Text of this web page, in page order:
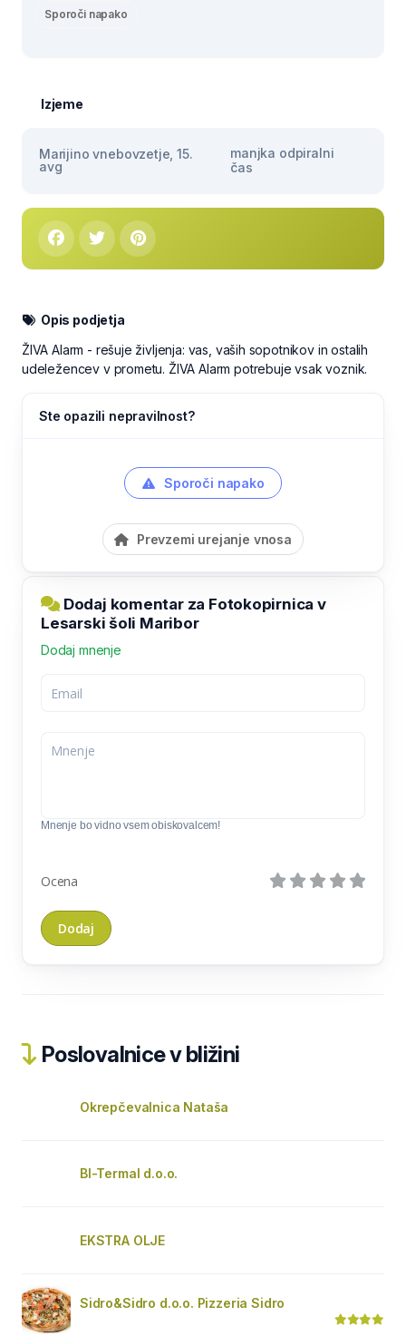
Sporoči napako
Izjeme
Marijino vnebovzetje, 15.
avg
manjka odpiralni
čas
Opis podjetja
ŽIVA Alarm - rešuje življenja: vas, vaših sopotnikov in ostalih
udeležencev v prometu. ŽIVA Alarm potrebuje vsak voznik.
Ste opazili nepravilnost?
Sporoči napako
Prevzemi urejanje vnosa
Dodaj komentar za Fotokopirnica v
Lesarski šoli Maribor
Dodaj mnenje
Mnenje bo vidno vsem obiskovalcem!
Ocena
Poslovalnice v bližini
Okrepčevalnica Nataša
BI-Termal d.o.o.
EKSTRA OLJE
Sidro&Sidro d.o.o. Pizzeria Sidro